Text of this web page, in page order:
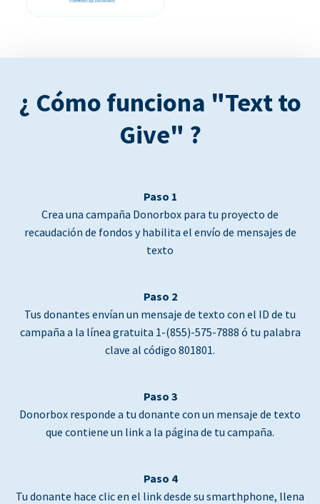
¿ Cómo funciona "Text to
Give" ?
Paso 1
Crea una campaña Donorbox para tu proyecto de
recaudación de fondos y habilita el envío de mensajes de
texto
Paso 2
Tus donantes envían un mensaje de texto con el ID de tu
campaña a la línea gratuita 1-(855)-575-7888 ó tu palabra
clave al código 801801.
Paso 3
Donorbox responde a tu donante con un mensaje de texto
que contiene un link a la página de tu campaña.
Paso 4
Tu donante hace clic en el link desde su smarthphone, llena